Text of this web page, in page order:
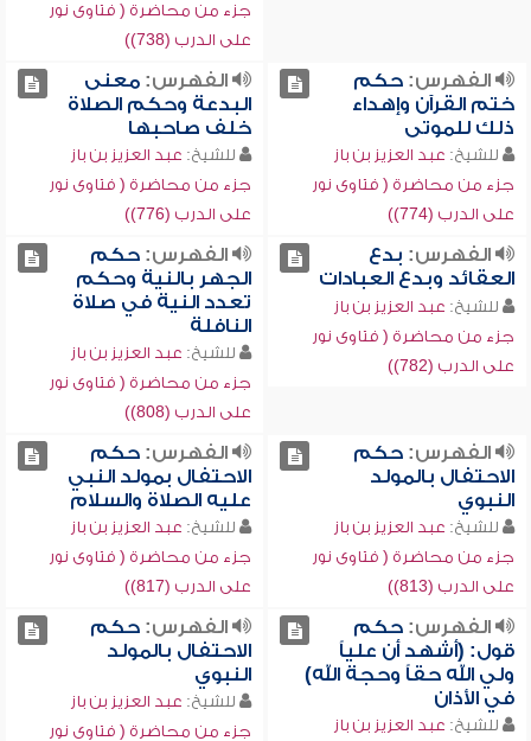
جزء من محاضرة ( فتاوى نور
على الدرب (738))
الفهرس:حكم
ختم القرآن وإهداء
ذلك للموتى
للشيخ: عبد العزيز بن باز
جزء من محاضرة ( فتاوى نور
على الدرب (774))
الفهرس:معنى
البدعة وحكم الصلاة
خلف صاحبها
للشيخ: عبد العزيز بن باز
جزء من محاضرة ( فتاوى نور
على الدرب (776))
الفهرس: بدع
العقائد وبدع العبادات
للشيخ: عبد العزيز بن باز
جزء من محاضرة ( فتاوى نور
على الدرب (782))
الفهرس:حكم
الجهر بالنية وحكم
تعدد النية في صلاة
النافلة
للشيخ: عبد العزيز بن باز
جزء من محاضرة ( فتاوى نور
على الدرب (808))
الفهرس:حكم
الاحتفال بالمولد
النبوي
للشيخ: عبد العزيز بن باز
جزء من محاضرة ( فتاوى نور
على الدرب (813))
الفهرس:حكم
الاحتفال بمولد النبي
عليه الصلاة والسلام
للشيخ: عبد العزيز بن باز
جزء من محاضرة ( فتاوى نور
على الدرب (817))
الفهرس:حكم
قول: (أشهد أن علياً
ولي الله حقاً وحجة الله)
في الأذان
للشيخ: عبد العزيز بن باز
الفهرس:حكم
الاحتفال بالمولد
النبوي
للشيخ: عبد العزيز بن باز
جزء من محاضرة ( فتاوى نور